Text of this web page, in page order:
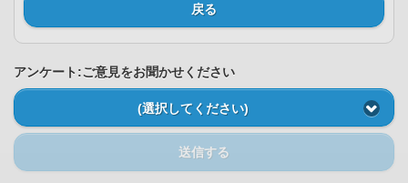
戻る
アンケート:ご意見をお聞かせください
(選択してください)
送信する